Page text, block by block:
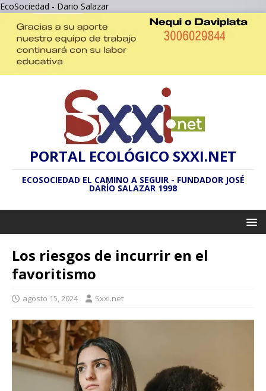
EcoSociedad - Dario Salazar
PORTAL ECOLÓGICO SXXI.NET
ECOSOCIEDAD EL CAMINO A SEGUIR - FUNDADOR JOSÉ
DARÍO SALAZAR 1998
Los riesgos de incurrir en el
favoritismo
agosto 15, 2024 Sxxi.net